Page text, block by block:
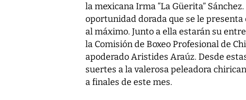
la mexicana Irma “La Güerita”
oportunidad dorada que se le
al máximo. Junto a ella estarán su
la Comisión de Boxeo Profesional de
apoderado Aristides Araúz. Desde
suertes a la valerosa peleadora
a finales de este mes.